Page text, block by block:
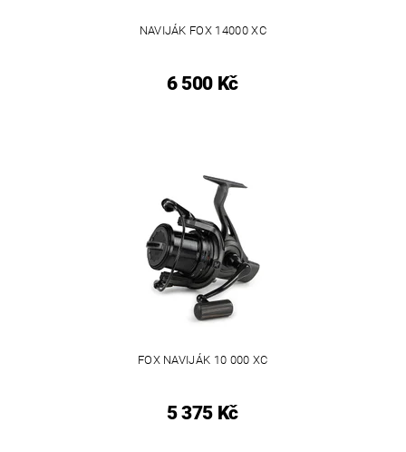
NAVIJÁK FOX 14000 XC
6 500 Kč
FOX NAVIJÁK 10 000 XC
5 375 Kč